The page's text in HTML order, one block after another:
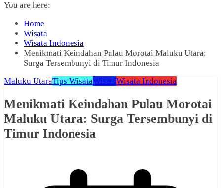
You are here:
Home
Wisata
Wisata Indonesia
Menikmati Keindahan Pulau Morotai Maluku Utara:
Surga Tersembunyi di Timur Indonesia
Maluku UtaraTips WisataWisataWisata Indonesia
Menikmati Keindahan Pulau Morotai
Maluku Utara: Surga Tersembunyi di
Timur Indonesia